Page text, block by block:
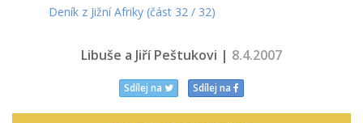
Deník z Jižní Afriky (část 32 / 32)
Libuše a Jiří Peštukovi | 8.4.2007
Sdílej na Sdílej na